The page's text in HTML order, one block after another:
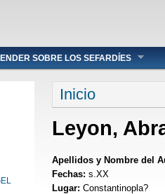
SOBRE LOS SEFARDÍES
Se encuentra
Inicio
Leyon,
Apellidos y Nombre del
Fechas: s.XX
Lugar: Constantinopla?